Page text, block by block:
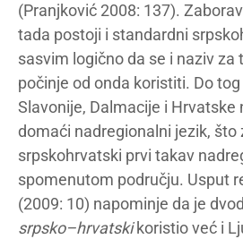
(Pranjković 2008: 137).
tada postoji i standardni
sasvim logično da se i naziv za
počinje od onda koristiti. Do
Slavonije, Dalmacije i Hrvatske
domaći nadregionalni jezik, što
srpskohrvatski prvi takav
spomenutom području. Usput
(2009: 10) napominje da je
srpsko–hrvatski koristio već i